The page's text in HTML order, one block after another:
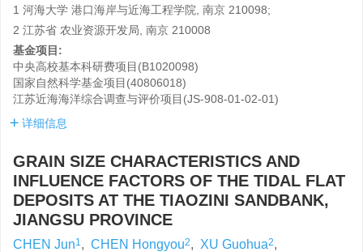
1 河海大学 港口海岸与近海工程学院, 南京 210098;
2 江苏省 农业资源开发局, 南京 210008
基金项目:
中央高校基本科研费项目(B1020098)
国家自然科学基金项目(40806018)
江苏近海海洋综合调查与评价项目(JS-908-01-02-01)
详细信息
GRAIN SIZE CHARACTERISTICS AND
INFLUENCE FACTORS OF THE TIDAL FLAT
DEPOSITS AT THE TIAOZINI SANDBANK,
JIANGSU PROVINCE
CHEN Jun1, CHEN Hongyou2, XU Guohua2,